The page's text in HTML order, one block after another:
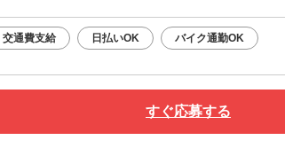
交通費支給 日払いOK バイク通勤OK
すぐ応募する